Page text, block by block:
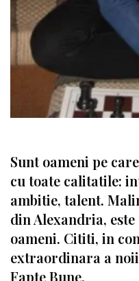
Sunt oameni pe
cu toate calitatile:
ambitie, talent.
din Alexandria,
oameni. Cititi, in
extraordinara a
Fapte Bune.